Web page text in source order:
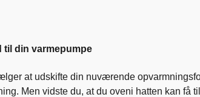
til din varmepumpe
at udskifte din nuværende
Men vidste du, at du oveni hatten kan få